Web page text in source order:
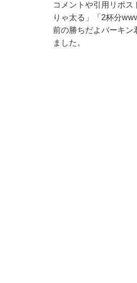
コメントや引用リポ
りゃ太る」「2杯分
前の勝ちだよバーキン
ました。